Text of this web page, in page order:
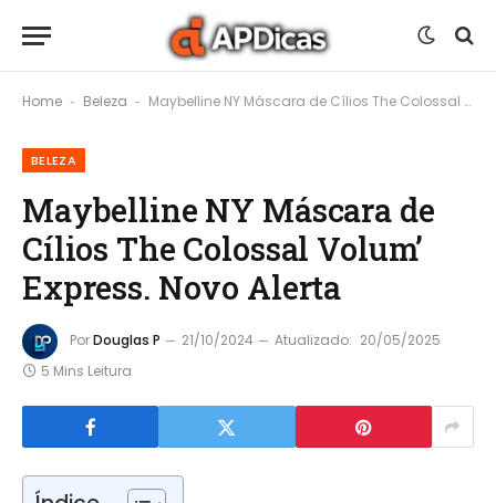
Home - Beleza - Maybelline NY Máscara de Cílios The Colossal Volum’ Express. Novo Alerta
BELEZA
Maybelline NY Máscara de
Cílios The Colossal Volum’
Express. Novo Alerta
PorDouglas P 21/10/2024 Atualizado: 20/05/2025
5 Mins Leitura